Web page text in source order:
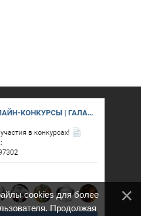
cookies для более
Продолжая